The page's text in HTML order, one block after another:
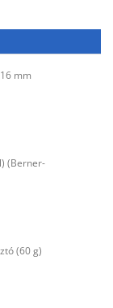
mm
(Berner-
(60 g)